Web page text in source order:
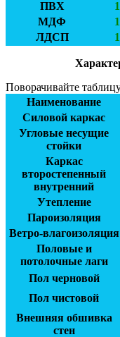
ПВХ
МДФ
ЛДСП
Поворачивайте
Наименование
Силовой каркас
Угловые несущие
стойки
Каркас
второстепенный
внутренний
Утепление
Пароизоляция
Ветро-влагоизоляция
Половые и
потолочные лаги
Пол черновой
Пол чистовой
Внешняя обшивка
стен